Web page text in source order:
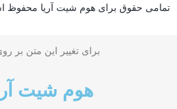
تمامی حقوق برای هوم شیت آریا محفوظ
برای تغییر این متن بر
هوم شیت